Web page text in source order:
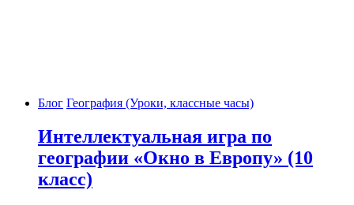
Блог География (Уроки, классные часы)
Интеллектуальная игра по
географии «Окно в Европу» (10
класс)